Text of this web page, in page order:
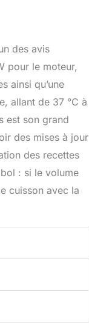
des avis
pour le moteur,
ainsi qu’une
allant de 37 °C à
est son grand
des mises à jour
des recettes
: si le volume
cuisson avec la